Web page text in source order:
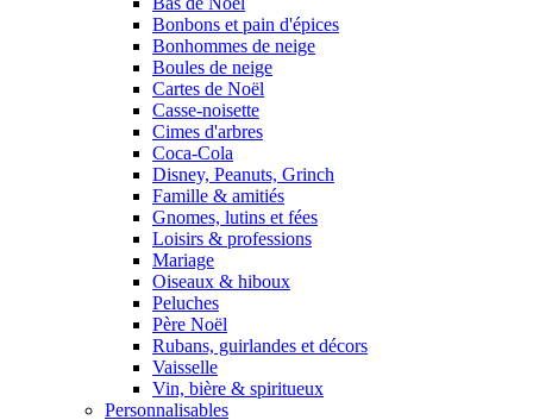
Bonbons et pain d'épices
Bonhommes de neige
Boules de neige
Cartes de Noël
Casse-noisette
Cimes d'arbres
Coca-Cola
Disney, Peanuts, Grinch
Famille & amitiés
Gnomes, lutins et fées
Loisirs & professions
Mariage
Oiseaux & hiboux
Peluches
Père Noël
Rubans, guirlandes et décors
Vaisselle
Vin, bière & spiritueux
Personnalisables